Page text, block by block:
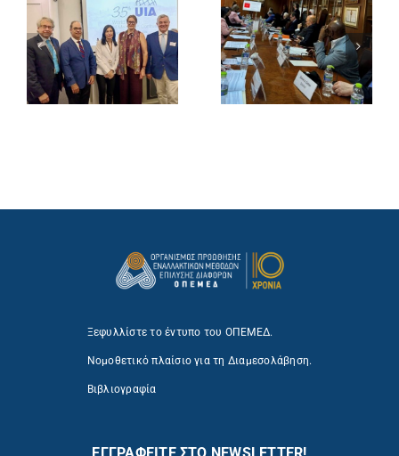
Ξεφυλλίστε το έντυπο του ΟΠΕΜΕΔ.
Νομοθετικό πλαίσιο για τη Διαμεσολάβηση.
Βιβλιογραφία